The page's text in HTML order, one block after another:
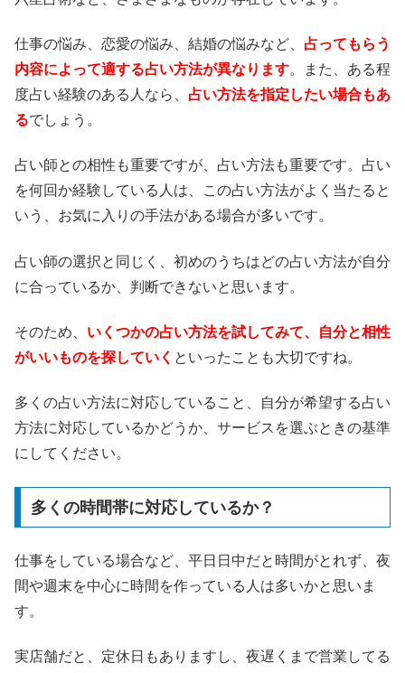
仕事の悩み、恋愛の悩み、結婚の悩みなど、 占ってもらう
内容によって適する占い方法が異なります。また、ある程
度占い経験のある人なら、 占い方法を指定したい場合もあ
るでしょう。
占い師との相性も重要ですが、占い方法も重要です。占い
を何回か経験している人は、この占い方法がよく当たると
いう、お気に入りの手法がある場合が多いです。
占い師の選択と同じく、初めのうちはどの占い方法が自分
に合っているか、判断できないと思います。
そのため、 いくつかの占い方法を試してみて、自分と相性
がいいものを探していく といったことも大切ですね。
多くの占い方法に対応していること、自分が希望する占い
方法に対応しているかどうか、サービスを選ぶときの基準
にしてください。
多くの時間帯に対応しているか？
仕事をしている場合など、平日日中だと時間がとれず、夜
間や週末を中心に時間を作っている人は多いかと思いま
す。
実店舗だと、定休日もありますし、夜遅くまで営業してる